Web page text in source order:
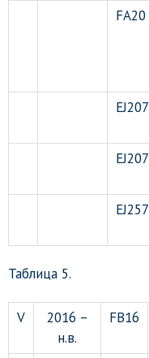
FA20
EJ207
EJ207
EJ257
Таблица 5.
V
2016 –
н.в.
FB16